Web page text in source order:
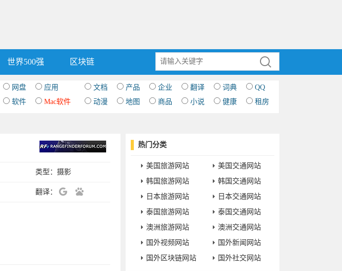
世界500强 区块链
网盘 应用 文档 产品 企业 翻译 词典
QQ
软件 Mac软件 动漫 地图 商品 小说 健康 租房
类型： 摄影
翻译：
热门分类
美国旅游网站
美国交通网站
韩国旅游网站
韩国交通网站
日本旅游网站
日本交通网站
泰国旅游网站
泰国交通网站
澳洲旅游网站
澳洲交通网站
国外视频网站
国外新闻网站
国外区块链网站
国外社交网站